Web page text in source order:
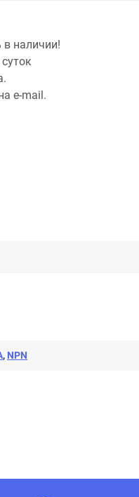
в наличии!
e-mail.
, NPN